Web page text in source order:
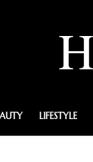
LIFESTYLE